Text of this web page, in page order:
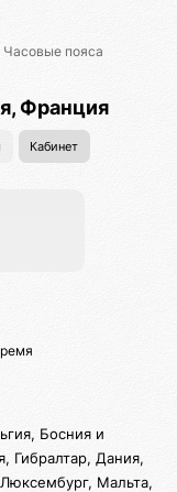
Часовые пояса
Франция
Кабинет
Босния и
Гибралтар, Дания,
Мальта,